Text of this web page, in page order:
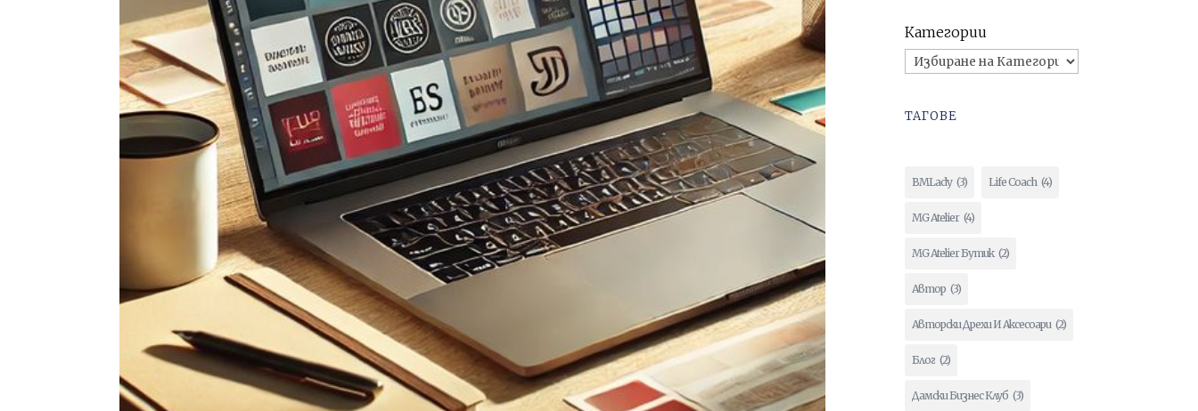
Категории
ТАГОВЕ
BMLady (3) Life Coach (4)
MG Atelier (4)
MG Atelier Бутик (2)
Автор (3)
Авторски Дрехи И Аксесоари (2)
Блог (2)
Дамски Бизнес Клуб (3)